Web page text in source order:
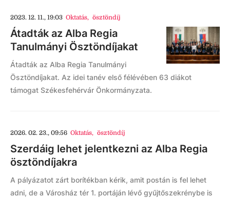
2023. 12. 11., 19:03 Oktatás, ösztöndíj
Átadták az Alba Regia
Tanulmányi Ösztöndíjakat
Átadták az Alba Regia Tanulmányi
Ösztöndíjakat. Az idei tanév első félévében 63 diákot
támogat Székesfehérvár Önkormányzata.
2026. 02. 23., 09:56 Oktatás, ösztöndíj
Szerdáig lehet jelentkezni az Alba Regia
ösztöndíjakra
A pályázatot zárt borítékban kérik, amit postán is fel lehet
adni, de a Városház tér 1. portáján lévő gyűjtőszekrénybe is